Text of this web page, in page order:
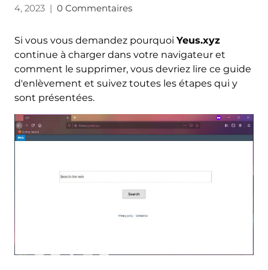
4, 2023| 0 Commentaires
Si vous vous demandez pourquoi Yeus.xyz
continue à charger dans votre navigateur et
comment le supprimer, vous devriez lire ce guide
d'enlèvement et suivez toutes les étapes qui y
sont présentées.